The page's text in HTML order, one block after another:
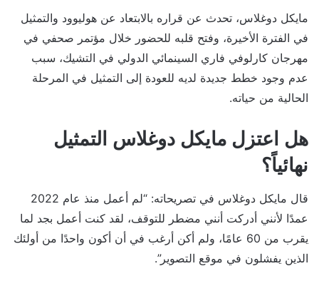
مايكل دوغلاس، تحدث عن قراره بالابتعاد عن هوليوود والتمثيل
في الفترة الأخيرة، وفتح قلبه للحضور خلال مؤتمر صحفي في
مهرجان كارلوفي فاري السينمائي الدولي في التشيك، سبب
عدم وجود خطط جديدة لديه للعودة إلى التمثيل في المرحلة
الحالية من حياته.
هل اعتزل مايكل دوغلاس التمثيل
نهائياً؟
قال مايكل دوغلاس في تصريحاته: “لم أعمل منذ عام 2022
عمدًا لأنني أدركت أنني مضطر للتوقف، لقد كنت أعمل بجد لما
يقرب من 60 عامًا، ولم أكن أرغب في أن أكون واحدًا من أولئك
الذين يفشلون في موقع التصوير”.